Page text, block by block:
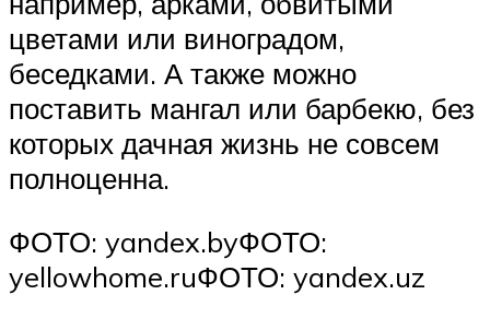
цветами или виноградом,
беседками. А также можно
поставить мангал или барбекю, без
которых дачная жизнь не совсем
полноценна.
ФОТО: yandex.byФОТО:
yellowhome.ruФОТО: yandex.uz